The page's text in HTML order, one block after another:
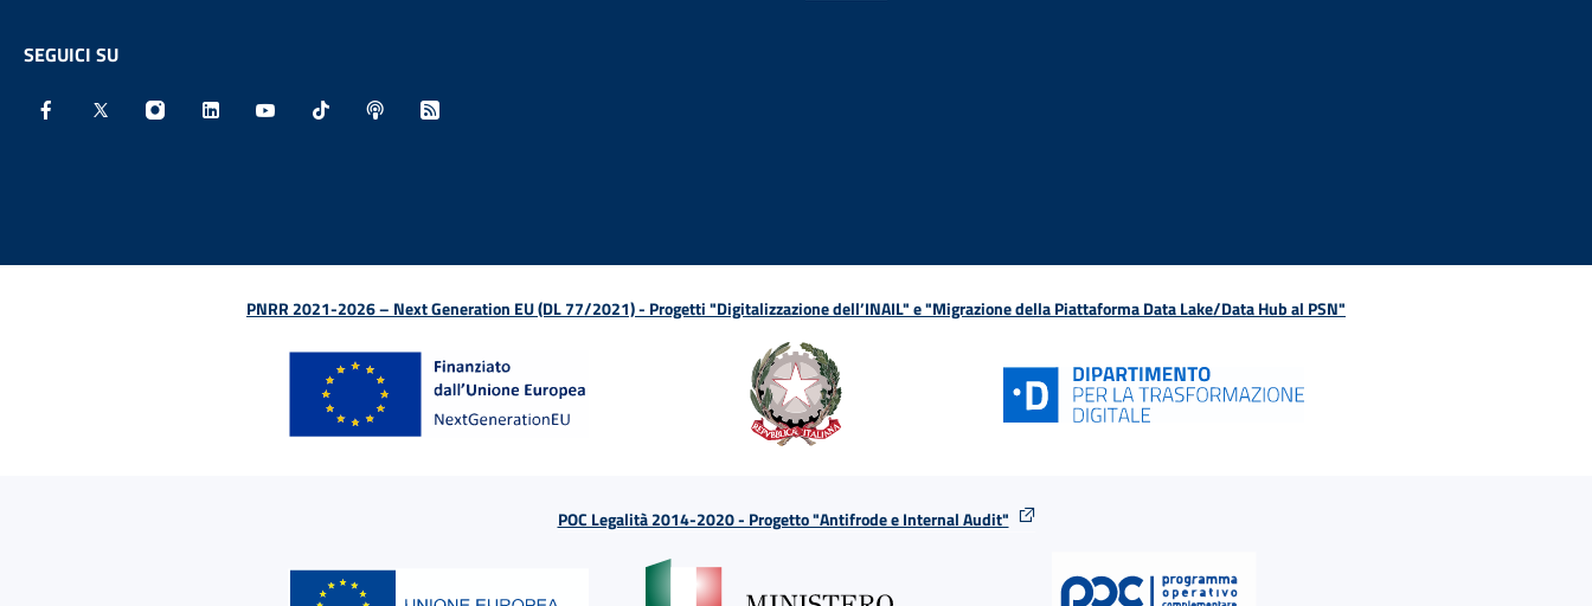
SEGUICI SU
PNRR 2021-2026 – Next Generation EU (DL 77/2021) - Progetti "Digitalizzazione dell’INAIL" e "Migrazione della Piattaforma Data Lake/Data Hub al PSN"
POC Legalità 2014-2020 - Progetto "Antifrode e Internal Audit"